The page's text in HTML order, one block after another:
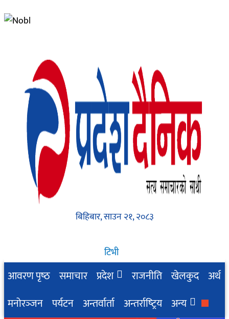
बिहिबार, साउन २१, २०८३
टिभी
आवरण पृष्‍ठ समाचार प्रदेश राजनीति खेलकुद अर्थ
मनोरञ्‍जन पर्यटन अन्तर्वार्ता अन्तर्राष्‍ट्रिय अन्य